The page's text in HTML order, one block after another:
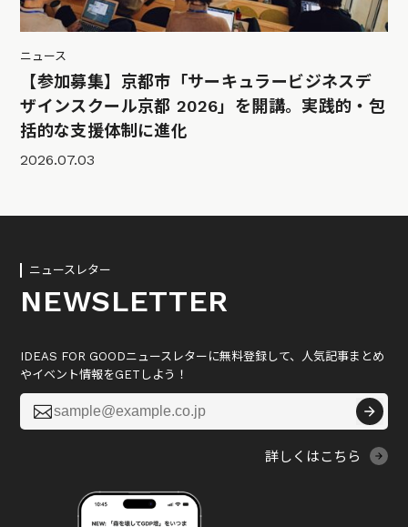
ニュース
【参加募集】京都市「サーキュラービジネスデ
ザインスクール京都 2026」を開講。実践的・包
括的な支援体制に進化
2026.07.03
ニュースレター
NEWSLETTER
IDEAS FOR GOODニュースレターに無料登録して、人気記事まとめ
やイベント情報をGETしよう！

詳しくはこちら